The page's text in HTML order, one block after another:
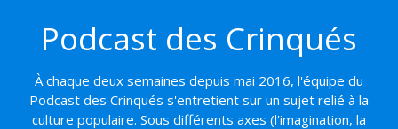
contenu
Podcast des Crinqués
À chaque deux semaines depuis mai 2016, l'équipe du
Podcast des Crinqués s'entretient sur un sujet relié à la
culture populaire. Sous différents axes (l'imagination, la